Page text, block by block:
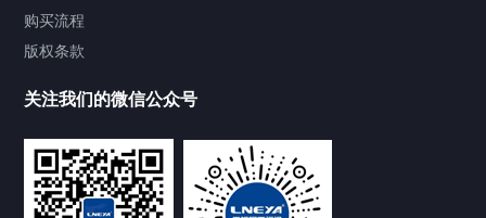
Chiller气体控温系统
Chamber试验箱
购买流程
版权条款
关注我们的微信公众号